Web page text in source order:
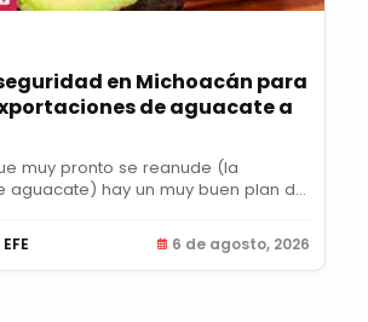
en Michoacán para
de aguacate a
muy pronto se reanude (la
aguacate) hay un muy buen plan de
6 de agosto, 2026